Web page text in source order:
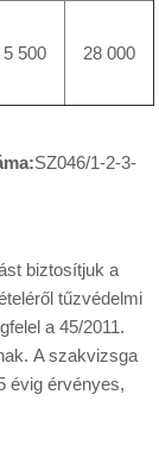
5 500 28 000
SZ046/1-2-3-
biztosítjuk a
tűzvédelmi
a 45/2011.
A szakvizsga
évig érvényes,